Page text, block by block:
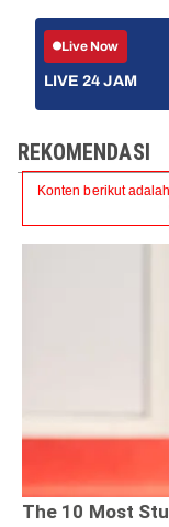
Live Now
LIVE 24 JAM